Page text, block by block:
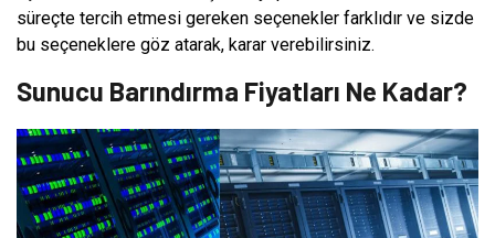
süreçte tercih etmesi gereken seçenekler farklıdır ve sizde
bu seçeneklere göz atarak, karar verebilirsiniz.
Sunucu Barındırma Fiyatları Ne Kadar?